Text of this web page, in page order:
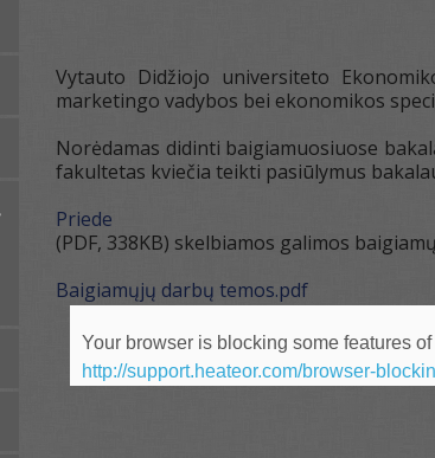
Vytauto Didžiojo universiteto
marketingo vadybos bei ekonomikos
Norėdamas didinti baigiamuosiuose
fakultetas kviečia teikti pasiūlymus
Priede
(PDF, 338KB) skelbiamos galimos
Baigiamųjų darbų temos.pdf
Your browser is blocking some features
http://support.heateor.com/browser-